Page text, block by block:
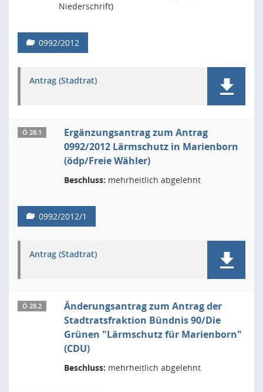
Niederschrift)
0992/2012
Antrag (Stadtrat)
Ö 28.1
Ergänzungsantrag zum Antrag
0992/2012 Lärmschutz in Marienborn
(ödp/Freie Wähler)
Beschluss: mehrheitlich abgelehnt
0992/2012/1
Antrag (Stadtrat)
Ö 28.2
Änderungsantrag zum Antrag der
Stadtratsfraktion Bündnis 90/Die
Grünen "Lärmschutz für Marienborn"
(CDU)
Beschluss: mehrheitlich abgelehnt